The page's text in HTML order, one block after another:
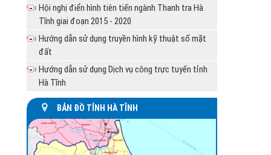
UBND huyện Hương Khê trả lời kiến nghị của
ông Lưu Ngọc Hà, ở xã...
UBND tỉnh Hà Tĩnh tổ chức họp cho ý kiến xử
Hội nghị điển hình tiên tiến ngành Thanh tra Hà
Tĩnh giai đoạn 2015 - 2020
Hướng dẫn sử dụng truyền hình kỹ thuật số mặt
đất
Hướng dẫn sử dụng Dịch vụ công trực tuyến tỉnh
Hà Tĩnh
BẢN ĐỒ TỈNH HÀ TĨNH